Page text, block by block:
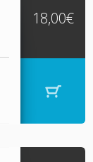
18,00€